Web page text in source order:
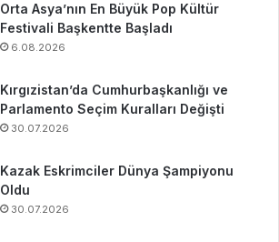
Orta Asya’nın En Büyük Pop Kültür
Festivali Başkentte Başladı
6.08.2026
Kırgızistan’da Cumhurbaşkanlığı ve
Parlamento Seçim Kuralları Değişti
30.07.2026
Kazak Eskrimciler Dünya Şampiyonu
Oldu
30.07.2026